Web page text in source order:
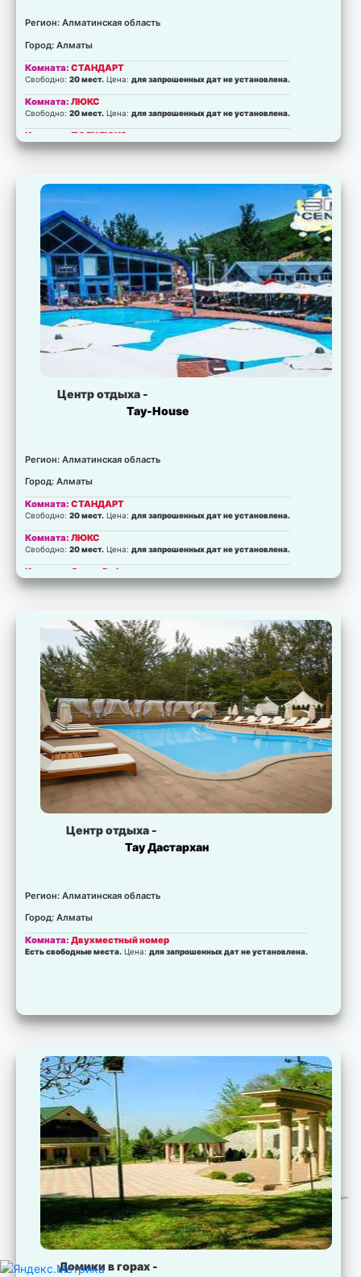
Регион: Алматинская область
Город: Алматы
Комната:СТАНДАРТ
Свободно:20 мест. Цена:для запрошенных дат не установлена.
Комната:ЛЮКС
Свободно:20 мест. Цена:для запрошенных дат не установлена.
Комната:ПОЛУЛЮКС
Свободно:20 мест.Цена:для запрошенных дат не установлена.
Центр отдыха -
Тау-House
Регион: Алматинская область
Город: Алматы
Комната:СТАНДАРТ
Свободно:20 мест. Цена:для запрошенных дат не установлена.
Комната:ЛЮКС
Свободно:20 мест. Цена:для запрошенных дат не установлена.
Комната: Супер De Luxe
Свободно:20 мест.Цена:для запрошенных дат не установлена.
Центр отдыха -
Тау Дастархан
Регион: Алматинская область
Город: Алматы
Комната:Двухместный номер
Есть свободные места. Цена:для запрошенных дат не установлена.
Домики в горах -